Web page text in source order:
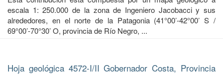
escala 1: 250.000 de la zona de Ingeniero Jacobacci y sus
alrededores, en el norte de la Patagonia (41°00’-42°00’ S /
69°00’-70°30’ O, provincia de Río Negro, ...
Hoja geológica 4572-I/II Gobernador Costa, Provincia